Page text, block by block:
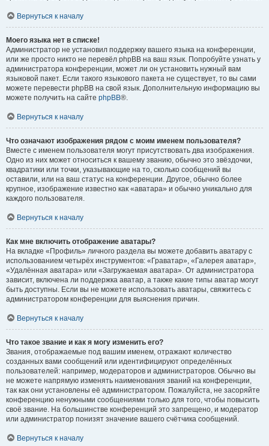
Вернуться к началу
Моего языка нет в списке!
Администратор не установил поддержку вашего языка на конференции,
или же просто никто не перевёл phpBB на ваш язык. Попробуйте узнать у
администратора конференции, может ли он установить нужный вам
языковой пакет. Если такого языкового пакета не существует, то вы сами
можете перевести phpBB на свой язык. Дополнительную информацию вы
можете получить на сайте phpBB®.
Вернуться к началу
Что означают изображения рядом с моим именем пользователя?
Вместе с именем пользователя могут присутствовать два изображения.
Одно из них может относиться к вашему званию, обычно это звёздочки,
квадратики или точки, указывающие на то, сколько сообщений вы
оставили, или на ваш статус на конференции. Другое, обычно более
крупное, изображение известно как «аватара» и обычно уникально для
каждого пользователя.
Вернуться к началу
Как мне включить отображение аватары?
На вкладке «Профиль» личного раздела вы можете добавить аватару с
использованием четырёх инструментов: «Граватар», «Галерея аватар»,
«Удалённая аватара» или «Загружаемая аватара». От администратора
зависит, включена ли поддержка аватар, а также какие типы аватар могут
быть доступны. Если вы не можете использовать аватары, свяжитесь с
администратором конференции для выяснения причин.
Вернуться к началу
Что такое звание и как я могу изменить его?
Звания, отображаемые под вашим именем, отражают количество
созданных вами сообщений или идентифицируют определённых
пользователей: например, модераторов и администраторов. Обычно вы
не можете напрямую изменять наименования званий на конференции,
так как они установлены её администратором. Пожалуйста, не засоряйте
конференцию ненужными сообщениями только для того, чтобы повысить
своё звание. На большинстве конференций это запрещено, и модератор
или администратор понизят значение вашего счётчика сообщений.
Вернуться к началу